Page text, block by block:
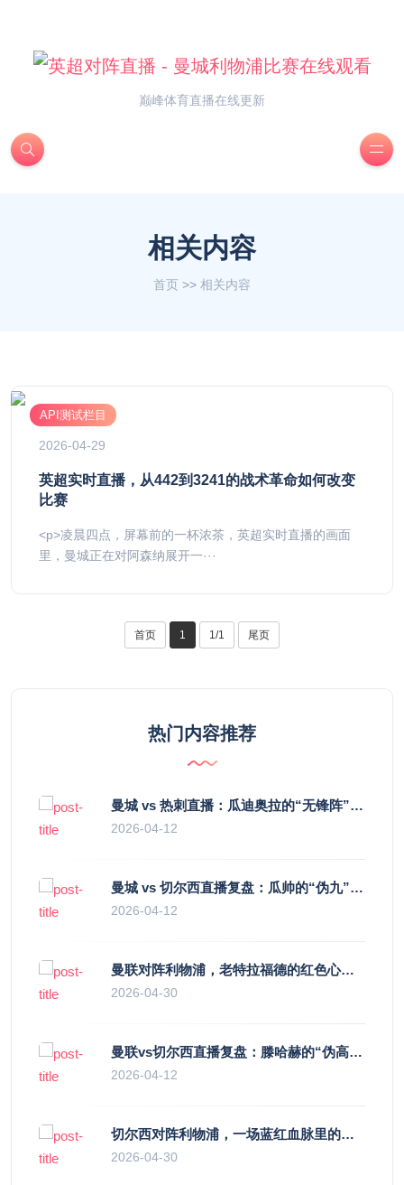
巅峰体育直播在线更新
相关内容
首页 >> 相关内容
API测试栏目
2026-04-29
英超实时直播，从442到3241的战术革命如何改变
比赛
<p>凌晨四点，屏幕前的一杯浓茶，英超实时直播的画面
里，曼城正在对阿森纳展开一···
首页 1 1/1 尾页
热门内容推荐
曼城 vs 热刺直播：瓜迪奥拉的“无锋阵”是天才设计还是自废武功？
2026-04-12
曼城 vs 切尔西直播复盘：瓜帅的“伪九”陷阱，如何绞杀蓝军的“三中卫”？
2026-04-12
曼联对阵利物浦，老特拉福德的红色心跳与蓝色暗涌
2026-04-30
曼联vs切尔西直播复盘：滕哈赫的“伪高位”与波切蒂诺的“无锋阵”，谁更拧巴？
2026-04-12
切尔西对阵利物浦，一场蓝红血脉里的恩怨与忠诚
2026-04-30